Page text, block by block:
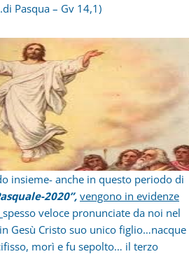
Pasqua – Gv 14,1)
insieme- anche in questo periodo di
2020”,vengono in evidenze
spesso veloce pronunciate da noi nel
Gesù Cristo suo unico figlio…nacque
morì e fu sepolto… il terzo